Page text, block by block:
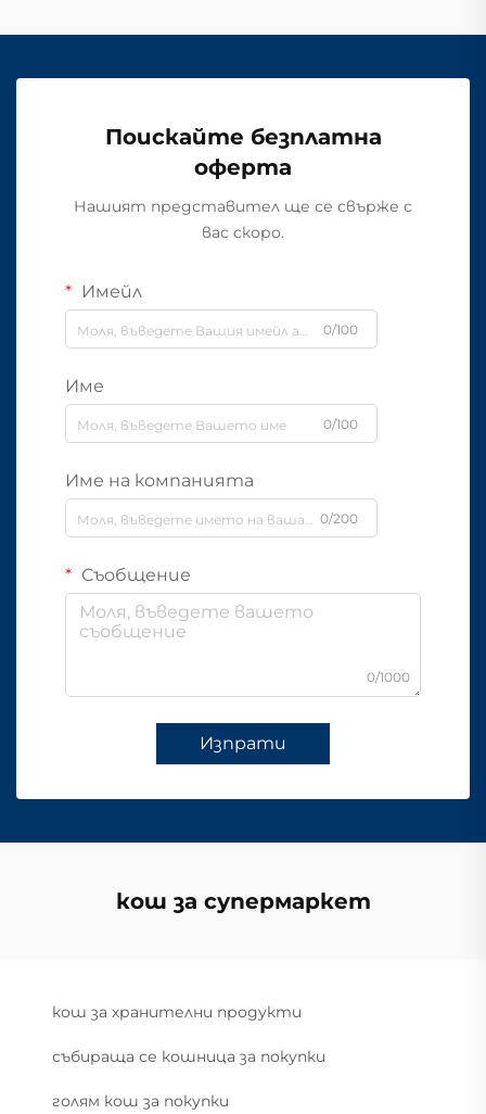
Поискайте безплатна
оферта
Нашият представител ще се свърже с
вас скоро.
Имейл
0/100
Име
0/100
Име на компанията
0/200
Съобщение
0/1000
Изпрати
кош за супермаркет
кош за хранителни продукти
събираща се кошница за покупки
голям кош за покупки